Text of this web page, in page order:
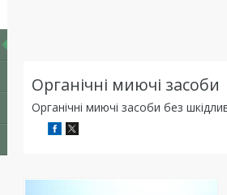
Органічні миючі засоби
Органічні миючі засоби без